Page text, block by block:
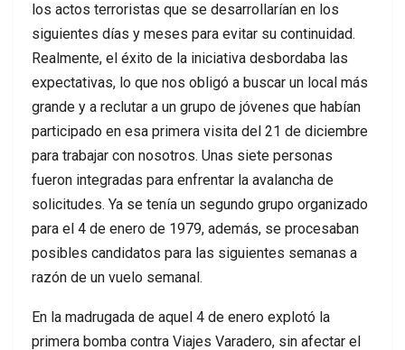
los actos terroristas que se desarrollarían en los
siguientes días y meses para evitar su continuidad.
Realmente, el éxito de la iniciativa desbordaba las
expectativas, lo que nos obligó a buscar un local más
grande y a reclutar a un grupo de jóvenes que habían
participado en esa primera visita del 21 de diciembre
para trabajar con nosotros. Unas siete personas
fueron integradas para enfrentar la avalancha de
solicitudes. Ya se tenía un segundo grupo organizado
para el 4 de enero de 1979, además, se procesaban
posibles candidatos para las siguientes semanas a
razón de un vuelo semanal.
En la madrugada de aquel 4 de enero explotó la
primera bomba contra Viajes Varadero, sin afectar el